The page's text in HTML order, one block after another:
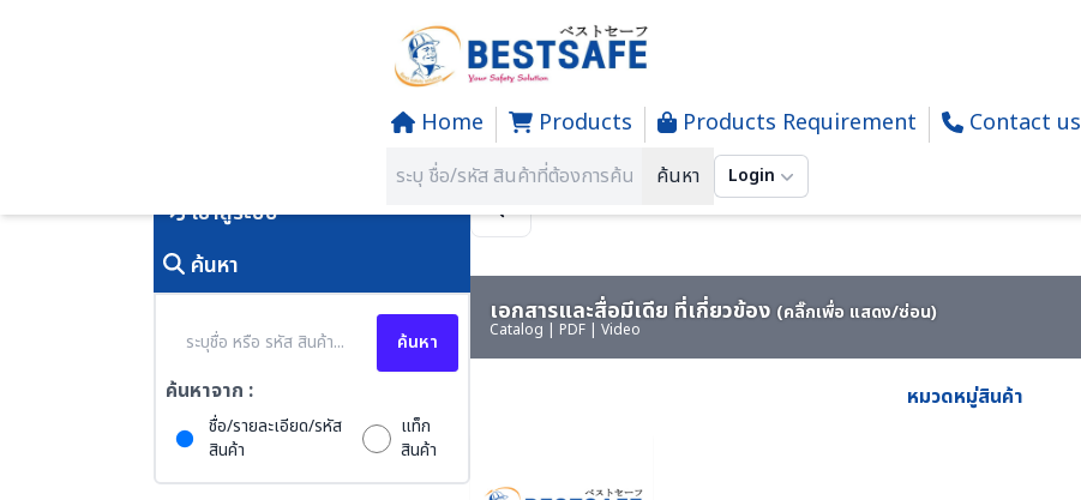
Home Products Products Requirement Contact us
ค้นหา Login
SECTION 84 SLING & LASHING สลิง อุปกรณ์การยกและรัด
เข้าสู่ระบบ
ค้นหา
ค้นหา
ค้นหาจาก :
ชื่อ/รายละเอียด/รหัส
สินค้า
แท็ก
สินค้า
เอกสารและสื่อมีเดีย ที่เกี่ยวข้อง (คลิ๊กเพื่อ แสดง/ซ่อน)
Catalog | PDF | Video
หมวดหมู่สินค้า